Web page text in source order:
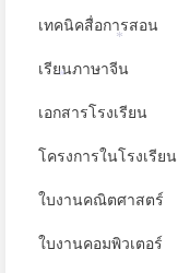
เทคนิคสื่อการสอน
เรียนภาษาจีน
เอกสารโรงเรียน
โครงการในโรงเรียน
ใบงานคณิตศาสตร์
ใบงานคอมพิวเตอร์
*